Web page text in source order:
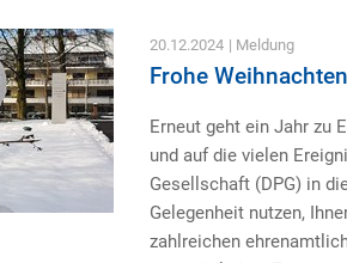
20.12.2024 | Meldung
Frohe
Erneut geht ein Jahr zu
und auf die vielen
Gesellschaft (DPG) in
Gelegenheit nutzen,
zahlreichen